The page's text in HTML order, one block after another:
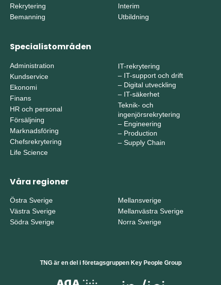
Rekrytering
Bemanning
Interim
Utbildning
Specialistområden
Administration
Kundservice
Ekonomi
Finans
HR och personal
Försäljning
Marknadsföring
Chefsrekrytering
Life Science
IT-rekrytering
– IT-support och drift
– Digital utveckling
– IT-säkerhet
Teknik- och
ingenjörsrekrytering
– Engineering
– Production
– Supply Chain
Våra regioner
Östra Sverige
Västra Sverige
Södra Sverige
Mellansverige
Mellanvästra Sverige
Norra Sverige
TNG är en del i företagsgruppen Key People Group